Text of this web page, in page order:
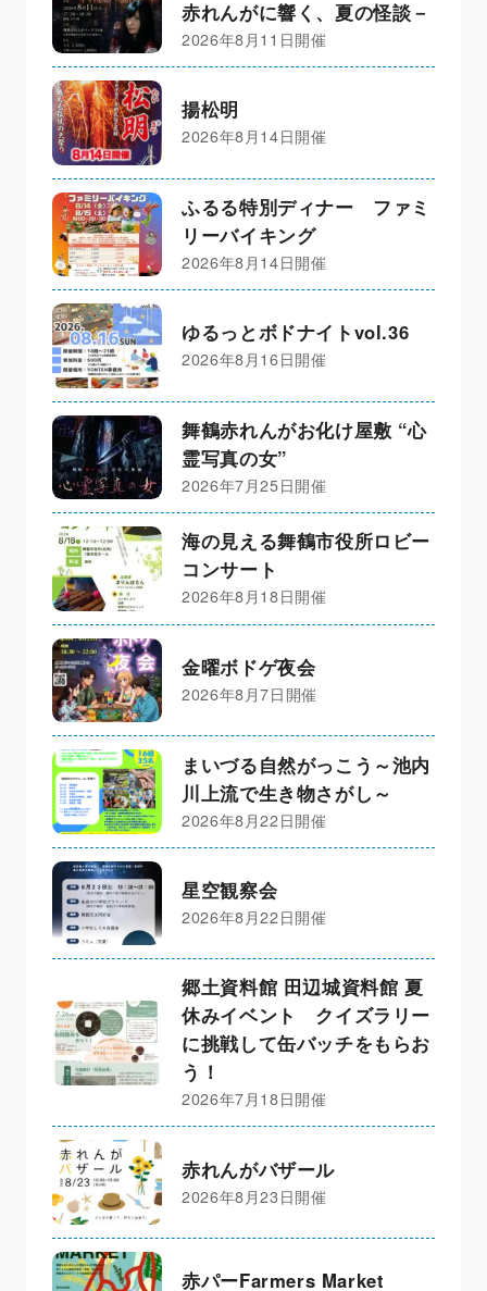
赤れんがに響く、夏の怪談－
2026年8月11日開催
揚松明
2026年8月14日開催
ふるる特別ディナー ファミ
リーバイキング
2026年8月14日開催
ゆるっとボドナイトvol.36
2026年8月16日開催
舞鶴赤れんがお化け屋敷 “心
霊写真の女”
2026年7月25日開催
海の見える舞鶴市役所ロビー
コンサート
2026年8月18日開催
金曜ボドゲ夜会
2026年8月7日開催
まいづる自然がっこう～池内
川上流で生き物さがし～
2026年8月22日開催
星空観察会
2026年8月22日開催
郷土資料館 田辺城資料館 夏
休みイベント クイズラリー
に挑戦して缶バッチをもらお
う！
2026年7月18日開催
赤れんがバザール
2026年8月23日開催
赤パーFarmers Market